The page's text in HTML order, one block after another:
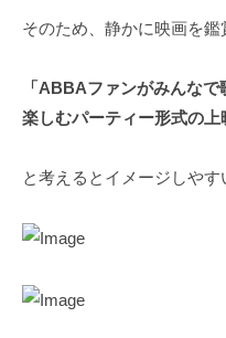
そのため、静かに映画を鑑
「ABBAファンがみんな
楽しむパーティー形式の上
と考えるとイメージしやす